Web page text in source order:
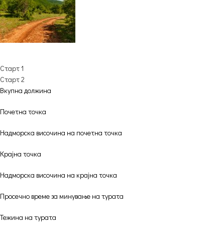
Старт 1
Старт 2
Вкупна должина
Почетна точка
Надморска височина на почетна точка
Крајна точка
Надморска височина на крајна точка
Просечно време за минување на турата
Тежина на турата